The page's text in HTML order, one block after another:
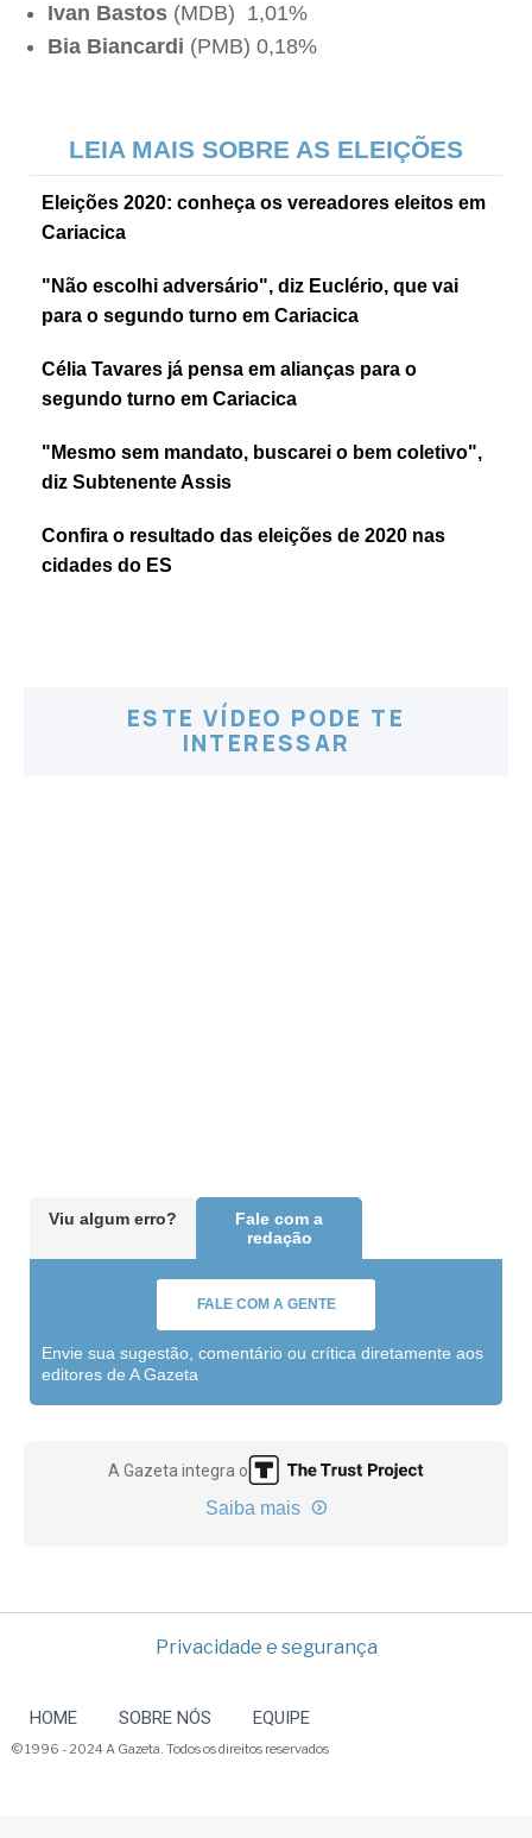
Ivan Bastos (MDB) 1,01%
Bia Biancardi (PMB) 0,18%
LEIA MAIS SOBRE AS ELEIÇÕES
Eleições 2020: conheça os vereadores eleitos em
Cariacica
"Não escolhi adversário", diz Euclério, que vai
para o segundo turno em Cariacica
Célia Tavares já pensa em alianças para o
segundo turno em Cariacica
"Mesmo sem mandato, buscarei o bem coletivo",
diz Subtenente Assis
Confira o resultado das eleições de 2020 nas
cidades do ES
ESTE VÍDEO PODE TE
INTERESSAR
Viu algum erro?
Fale com a
redação
FALE COM A GENTE
Envie sua sugestão, comentário ou crítica diretamente aos
editores de A Gazeta
A Gazeta integra o
Saiba mais
Privacidade e segurança
HOME SOBRE NÓS EQUIPE
© 1996 - 2024 A Gazeta. Todos os direitos reservados